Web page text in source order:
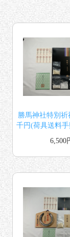
勝馬神社特別
千円(荷具送料
6,500